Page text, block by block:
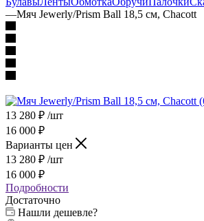
—Мяч Jewerly/Prism Ball 18,5 см, Chacott
13 280 ₽ /шт
16 000 ₽
Варианты цен
13 280 ₽ /шт
16 000 ₽
Подробности
Достаточно
Нашли дешевле?